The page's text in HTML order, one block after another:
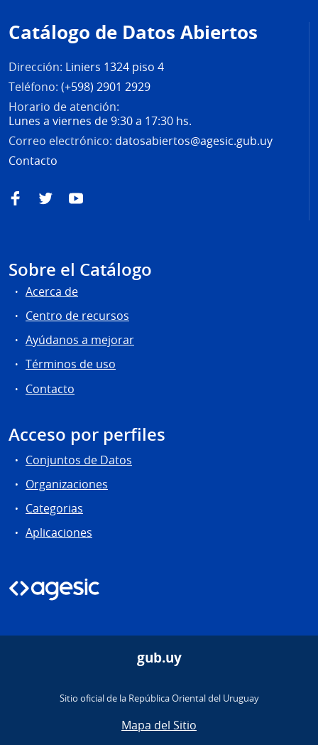
de
página
Catálogo de Datos Abiertos
Dirección: Liniers 1324 piso 4
Teléfono: (+598) 2901 2929
Horario de atención:
Lunes a viernes de 9:30 a 17:30 hs.
Correo electrónico: datosabiertos@agesic.gub.uy
Contacto
FacebookTwitterYouTube
Sobre el Catálogo
Acerca de
Centro de recursos
Ayúdanos a mejorar
Términos de uso
Contacto
Acceso por perfiles
Conjuntos de Datos
Organizaciones
Categorias
Aplicaciones
gub.uy
Sitio oficial de la República Oriental del Uruguay
Mapa del Sitio